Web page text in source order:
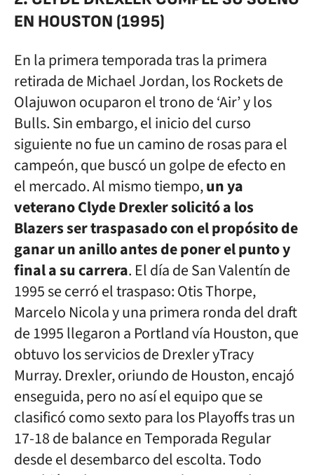
EN HOUSTON (1995)
En la primera temporada tras la primera
retirada de Michael Jordan, los Rockets de
Olajuwon ocuparon el trono de ‘Air’ y los
Bulls. Sin embargo, el inicio del curso
siguiente no fue un camino de rosas para el
campeón, que buscó un golpe de efecto en
el mercado. Al mismo tiempo,un ya
veterano Clyde Drexler solicitó a los
Blazers ser traspasado con el propósito de
ganar un anillo antes de poner el punto y
final a su carrera. El día de San Valentín de
1995 se cerró el traspaso: Otis Thorpe,
Marcelo Nicola y una primera ronda del draft
de 1995 llegaron a Portland vía Houston, que
obtuvo los servicios de Drexler yTracy
Murray. Drexler, oriundo de Houston, encajó
enseguida, pero no así el equipo que se
clasificó como sexto para los Playoffs tras un
17-18 de balance en Temporada Regular
desde el desembarco del escolta. Todo